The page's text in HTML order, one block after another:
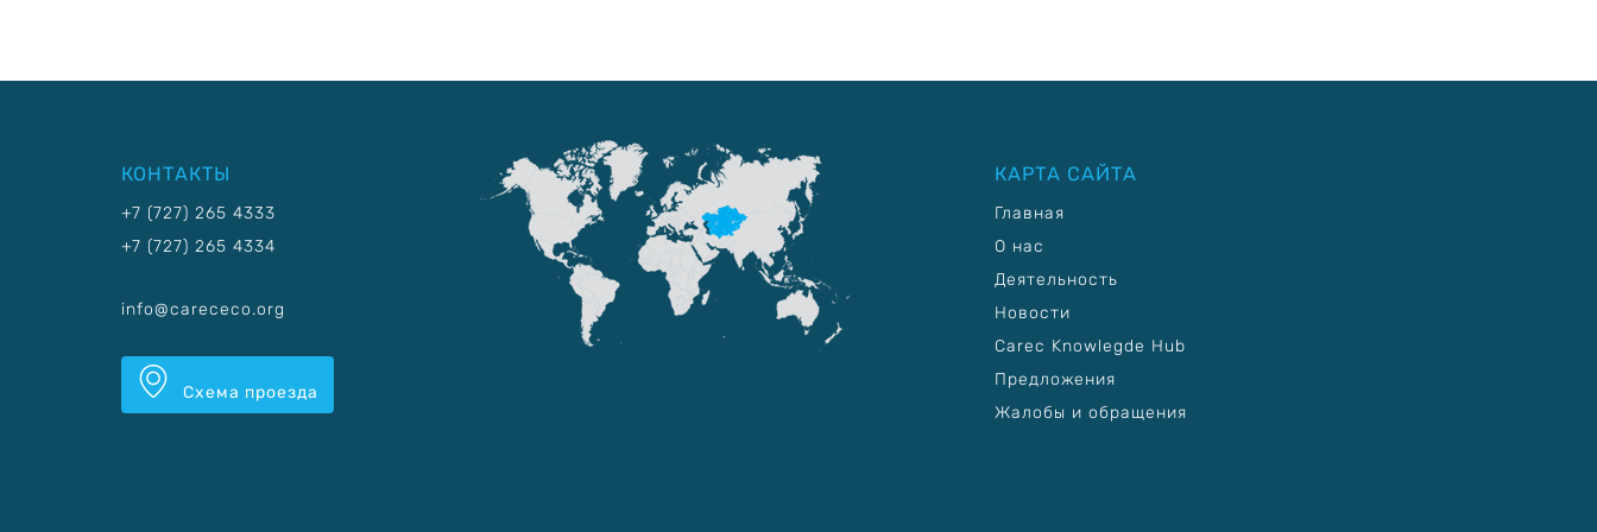
КОНТАКТЫ
+7 (727) 265 4333
+7 (727) 265 4334
info@carececo.org
Схема проезда
КАРТА САЙТА
Главная
О нас
Деятельность
Новости
Carec Knowlegde Hub
Предложения
Жалобы и обращения